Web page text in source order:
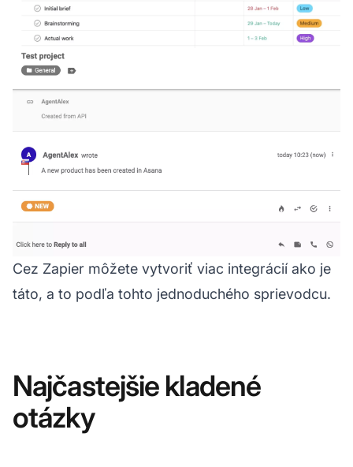
Cez Zapier môžete vytvoriť viac integrácií ako je
táto, a to podľa tohto jednoduchého sprievodcu.
Najčastejšie kladené
otázky